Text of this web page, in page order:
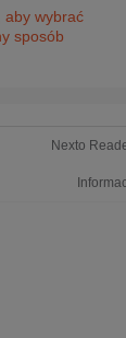
aby wybrać
sposób
Nexto